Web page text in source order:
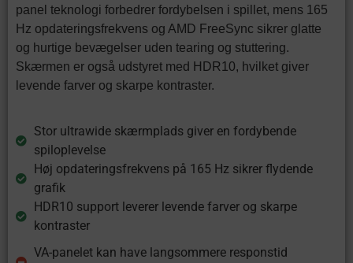
panel teknologi forbedrer fordybelsen i spillet, mens 165
Hz opdateringsfrekvens og AMD FreeSync sikrer glatte
og hurtige bevægelser uden tearing og stuttering.
Skærmen er også udstyret med HDR10, hvilket giver
levende farver og skarpe kontraster.
Stor ultrawide skærmplads giver en fordybende
spiloplevelse
Høj opdateringsfrekvens på 165 Hz sikrer flydende
grafik
HDR10 support leverer levende farver og skarpe
kontraster
VA-panelet kan have langsommere responstid